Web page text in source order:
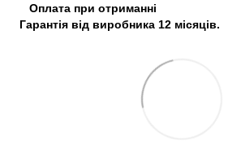
Оплата при отриманні
Гарантія від виробника 12 місяців.